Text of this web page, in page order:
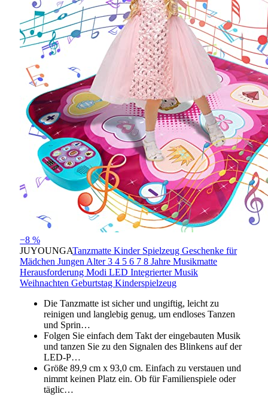
−8 %
JUYOUNGATanzmatte Kinder Spielzeug Geschenke für
Mädchen Jungen Alter 3 4 5 6 7 8 Jahre Musikmatte
Herausforderung Modi LED Integrierter Musik
Weihnachten Geburtstag Kinderspielzeug
Die Tanzmatte ist sicher und ungiftig, leicht zu
reinigen und langlebig genug, um endloses Tanzen
und Sprin…
Folgen Sie einfach dem Takt der eingebauten Musik
und tanzen Sie zu den Signalen des Blinkens auf der
LED-P…
Größe 89,9 cm x 93,0 cm. Einfach zu verstauen und
nimmt keinen Platz ein. Ob für Familienspiele oder
täglic…